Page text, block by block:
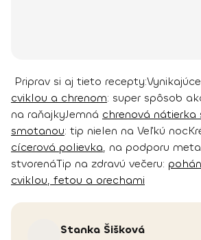
Priprav si aj tieto recepty:Vynikajúce
cviklou a chrenom: super spôsob
na raňajkyJemná chrenová nátierka
smotanou: tip nielen na Veľkú noc
cícerová polievka, na podporu
stvorenáTip na zdravú večeru:
cviklou, fetou a orechami
Stanka Šišková